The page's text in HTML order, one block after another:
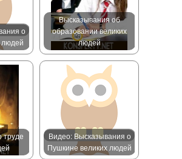
о
людей
Высказывания об
образовании великих
людей
труде
Видео: Высказывания о
Пушкине великих людей